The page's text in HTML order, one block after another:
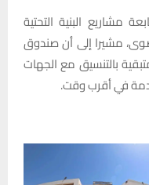
البنية التحتية
مشيرا إلى أن صندوق
بالتنسيق مع الجهات
في أقرب وقت.